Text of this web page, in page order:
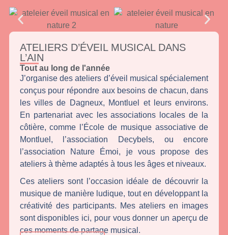
ATELIERS D’ÉVEIL MUSICAL DANS
L’AIN
Tout au long de l'année
J’organise des ateliers d’éveil musical spécialement
conçus pour répondre aux besoins de chacun, dans
les villes de Dagneux, Montluel et leurs environs.
En partenariat avec les associations locales de la
côtière, comme l’École de musique associative de
Montluel, l’association Decybels, ou encore
l’association Nature Émoi, je vous propose des
ateliers à thème adaptés à tous les âges et niveaux.
Ces ateliers sont l’occasion idéale de découvrir la
musique de manière ludique, tout en développant la
créativité des participants. Mes ateliers en images
sont disponibles ici, pour vous donner un aperçu de
ces moments de partage musical.